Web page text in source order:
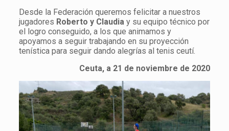
Desde la Federación queremos felicitar a nuestros
jugadores Roberto y Claudiay su equipo técnico por
el logro conseguido, a los que animamos y
apoyamos a seguir trabajando en su proyección
tenística para seguir dando alegrías al tenis ceutí.
Ceuta, a 21 de noviembre de 2020